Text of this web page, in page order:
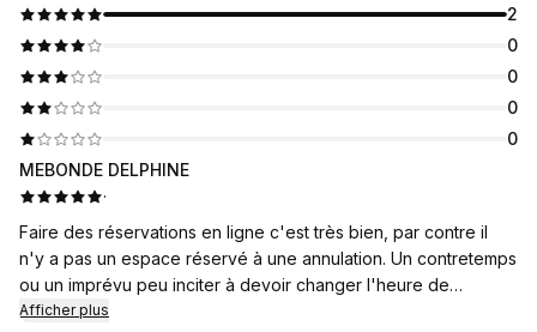
2
0
0
0
0
MEBONDE DELPHINE
·
Faire des réservations en ligne c'est très bien, par contre il
n'y a pas un espace réservé à une annulation. Un contretemps
ou un imprévu peu inciter à devoir changer l'heure de
réservation ou carrément l'annuler. Ça permet de donner
Afficher plus